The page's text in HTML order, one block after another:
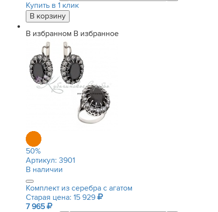
Купить в 1 клик
В избранном В избранное
50%
Артикул: 3901
В наличии
Комплект из серебра с агатом
Старая цена: 15 929
7 965